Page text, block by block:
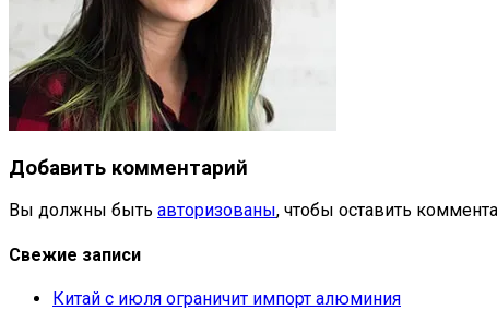
Добавить комментарий
Вы должны быть авторизованы, чтобы оставить
Свежие записи
Китай с июля ограничит импорт алюминия